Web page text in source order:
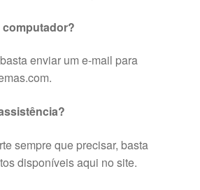
computador?
enviar um e-mail para
sempre que precisar, basta
disponíveis aqui no site.